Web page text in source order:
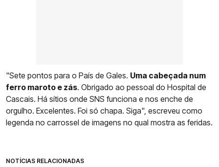
"Sete pontos para o País de Gales. Uma cabeçada num
ferro maroto e zás. Obrigado ao pessoal do Hospital de
Cascais. Há sítios onde SNS funciona e nos enche de
orgulho. Excelentes. Foi só chapa. Siga", escreveu como
legenda no carrossel de imagens no qual mostra as feridas.
NOTÍCIAS RELACIONADAS